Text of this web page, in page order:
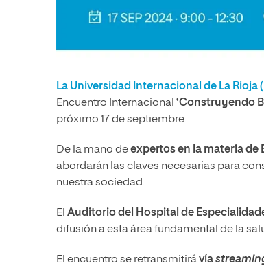
La Universidad Internacional de La Rioja
Encuentro Internacional ‘Construyendo
próximo 17 de septiembre.
De la mano deexpertos en la materia de
abordarán las claves necesarias para
nuestra sociedad.
El Auditorio del Hospital de
difusión a esta área fundamental de la
El encuentro se retransmitirávía